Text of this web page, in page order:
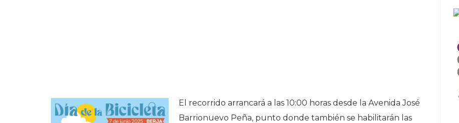
El recorrido arrancará a las 10:00 horas desde la Avenida José
Barrionuevo Peña, punto donde también se habilitarán las